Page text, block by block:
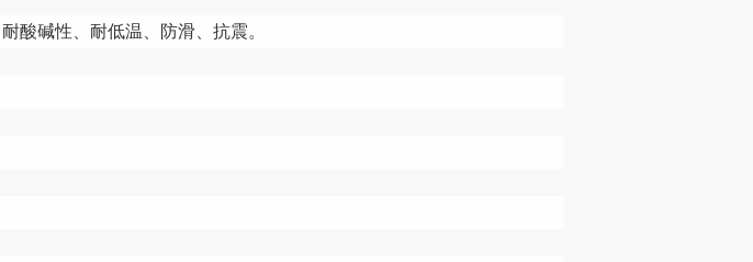
酸碱性、耐低温、防滑、抗震。